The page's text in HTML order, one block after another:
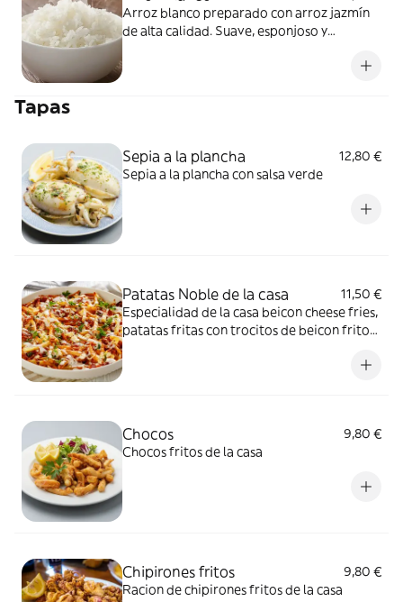
Arroz blanco preparado con arroz jazmín
de alta calidad. Suave, esponjoso y
Tapas
Sepia a la plancha
12,80 €
Sepia a la plancha con salsa verde
Patatas Noble de la casa
11,50 €
Especialidad de la casa beicon cheese fries,
patatas fritas con trocitos de beicon fritos,
Chocos
9,80 €
Chocos fritos de la casa
Chipirones fritos
9,80 €
Racion de chipirones fritos de la casa